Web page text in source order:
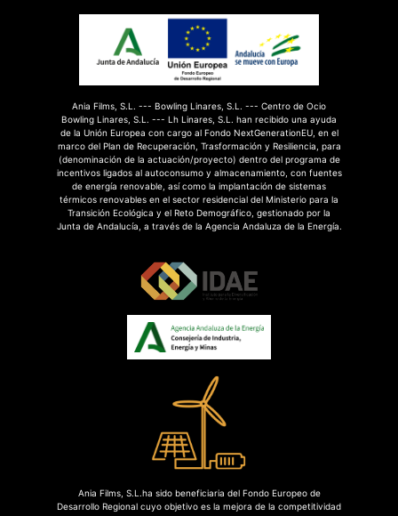
Ania Films, S.L. --- Bowling Linares, S.L. --- Centro de Ocio
Bowling Linares, S.L. --- Lh Linares, S.L. han recibido una ayuda
de la Unión Europea con cargo al Fondo NextGenerationEU, en el
marco del Plan de Recuperación, Trasformación y Resiliencia, para
(denominación de la actuación/proyecto) dentro del programa de
incentivos ligados al autoconsumo y almacenamiento, con fuentes
de energía renovable, así como la implantación de sistemas
térmicos renovables en el sector residencial del Ministerio para la
Transición Ecológica y el Reto Demográfico, gestionado por la
Junta de Andalucía, a través de la Agencia Andaluza de la Energía.
Ania Films, S.L.ha sido beneficiaria del Fondo Europeo de
Desarrollo Regional cuyo objetivo es la mejora de la competitividad